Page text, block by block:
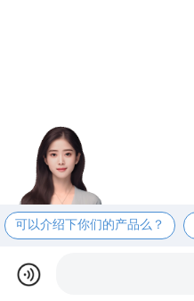
可以介绍下你们的产品么？